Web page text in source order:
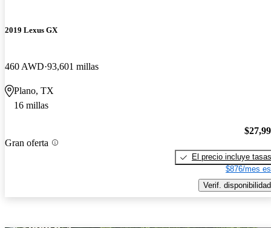
2019 Lexus GX
460 AWD 93,601 millas
Plano, TX
16 millas
Gran oferta
El precio incluye tasas
$876/mes
Verif. disponibilidad